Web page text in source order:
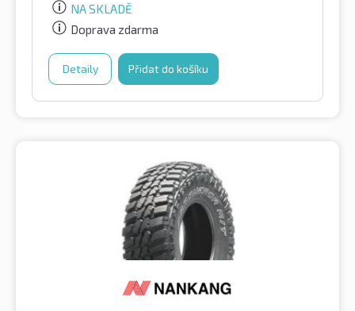
NA SKLADĚ
Doprava zdarma
Detaily Přidat do košíku